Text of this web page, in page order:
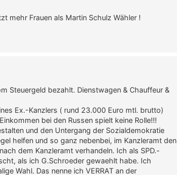
mehr Frauen als Martin Schulz Wähler !
Steuergeld bezahlt. Dienstwagen & Chauffeur &
Ex.-Kanzlers ( rund 23.000 Euro mtl. brutto)
bei den Russen spielt keine Rolle!!!
und den Untergang der Sozialdemokratie
helfen und so ganz nebenbei, im Kanzleramt den
dem Kanzleramt verhandeln. Ich als SPD.-
als ich G.Schroeder gewaehlt habe. Ich
Wahl. Das nenne ich VERRAT an der